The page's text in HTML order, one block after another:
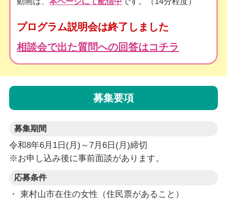
プログラム説明会は終了しました
相談会で出た質問への回答はコチラ
募集要項
募集期間
令和8年6月1日(月)～7月6日(月)締切
※お申し込み後に事前面談があります。
応募条件
・ 東村山市在住の女性（住民票があること）